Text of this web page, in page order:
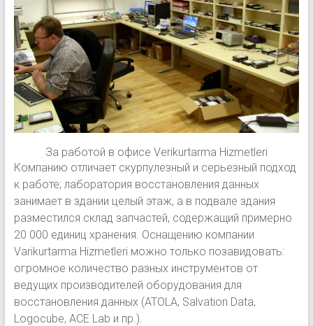
За работой в офисе Verikurtarma Hizmetleri
Компанию отличает скурпулезный и серьезный подход
к работе; лаборатория восстановления данных
занимает в здании целый этаж, а в подвале здания
разместился склад запчастей, содержащий примерно
20 000 единиц хранения. Оснащению компании
Varikurtarma Hizmetleri можно только позавидовать:
огромное количество разных инструментов от
ведущих производителей оборудования для
восстановления данных (ATOLA, Salvation Data,
Logocube, ACE Lab и пр.).